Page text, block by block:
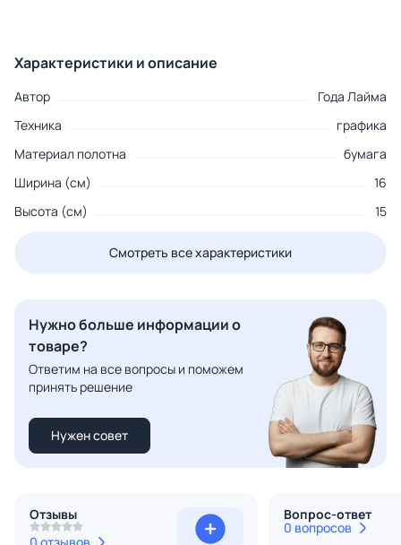
Характеристики и описание
Автор
Года Лайма
Техника
графика
Материал полотна
бумага
Ширина (см)
16
Высота (см)
15
Смотреть все характеристики
Нужно больше информации о
товаре?
Ответим на все вопросы и поможем
принять решение
Нужен совет
Отзывы
Вопрос-ответ
0 вопросов